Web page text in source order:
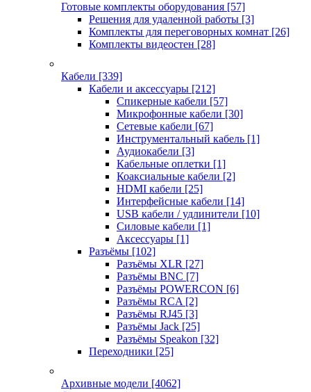
Готовые комплекты оборудования [57]
Решения для удаленной работы [3]
Комплекты для переговорных комнат [26]
Комплекты видеостен [28]
Кабели [339]
Кабели и аксессуары [212]
Спикерные кабели [57]
Микрофонные кабели [30]
Сетевые кабели [67]
Инструментальный кабель [1]
Аудиокабели [3]
Кабельные оплетки [1]
Коаксиальные кабели [2]
HDMI кабели [25]
Интерфейсные кабели [14]
USB кабели / удлинители [10]
Силовые кабели [1]
Аксессуары [1]
Разъёмы [102]
Разъёмы XLR [27]
Разъёмы BNC [7]
Разъёмы POWERCON [6]
Разъёмы RCA [2]
Разъёмы RJ45 [3]
Разъёмы Jack [25]
Разъёмы Speakon [32]
Переходники [25]
Архивные модели [4062]